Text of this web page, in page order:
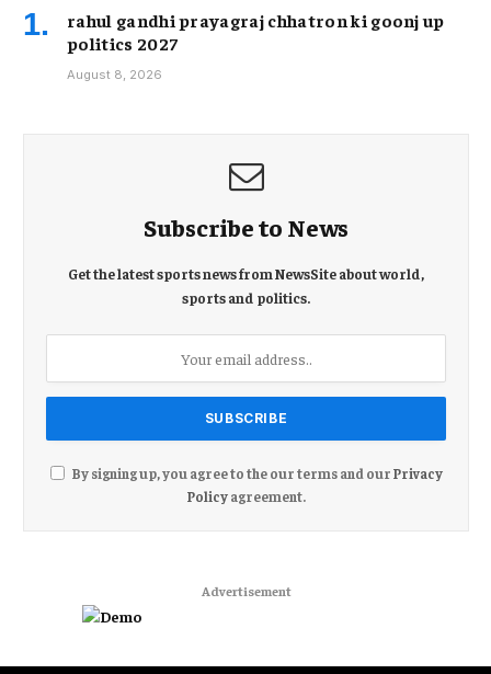
rahul gandhi prayagraj chhatron ki goonj up
politics 2027
August 8, 2026
Subscribe to News
Get the latest sports news from NewsSite about world,
sports and politics.
By signing up, you agree to the our terms and ourPrivacy
Policyagreement.
Advertisement